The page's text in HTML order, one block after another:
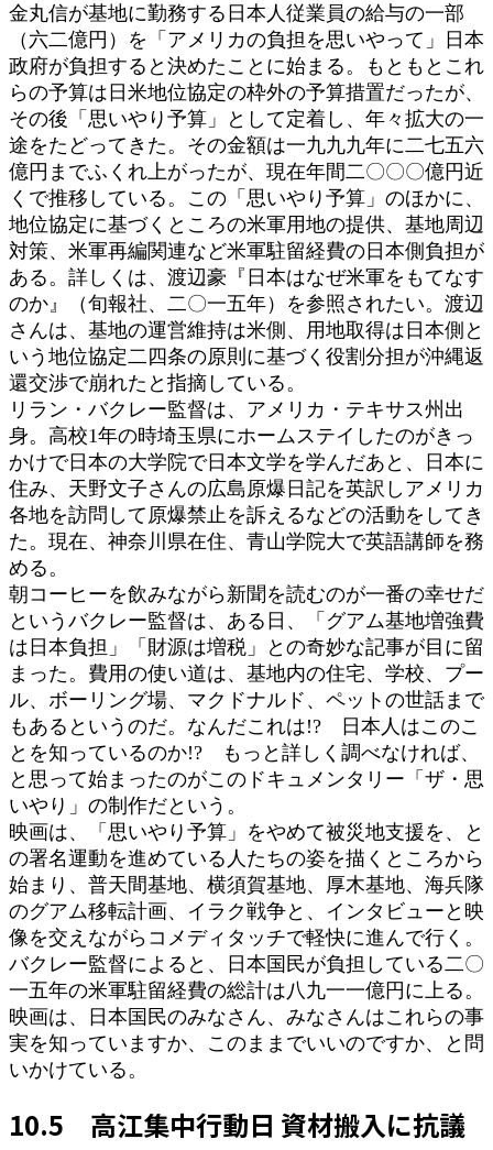
金丸信が基地に勤務する日本人従業員の給与の一部
（六二億円）を「アメリカの負担を思いやって」日本
政府が負担すると決めたことに始まる。もともとこれ
らの予算は日米地位協定の枠外の予算措置だったが、
その後「思いやり予算」として定着し、年々拡大の一
途をたどってきた。その金額は一九九九年に二七五六
億円までふくれ上がったが、現在年間二〇〇〇億円近
くで推移している。この「思いやり予算」のほかに、
地位協定に基づくところの米軍用地の提供、基地周辺
対策、米軍再編関連など米軍駐留経費の日本側負担が
ある。詳しくは、渡辺豪『日本はなぜ米軍をもてなす
のか』（旬報社、二〇一五年）を参照されたい。渡辺
さんは、基地の運営維持は米側、用地取得は日本側と
いう地位協定二四条の原則に基づく役割分担が沖縄返
還交渉で崩れたと指摘している。
リラン・バクレー監督は、アメリカ・テキサス州出
身。高校1年の時埼玉県にホームステイしたのがきっ
かけで日本の大学院で日本文学を学んだあと、日本に
住み、天野文子さんの広島原爆日記を英訳しアメリカ
各地を訪問して原爆禁止を訴えるなどの活動をしてき
た。現在、神奈川県在住、青山学院大で英語講師を務
める。
朝コーヒーを飲みながら新聞を読むのが一番の幸せだ
というバクレー監督は、ある日、「グアム基地増強費
は日本負担」「財源は増税」との奇妙な記事が目に留
まった。費用の使い道は、基地内の住宅、学校、プー
ル、ボーリング場、マクドナルド、ペットの世話まで
もあるというのだ。なんだこれは!? 日本人はこのこ
とを知っているのか!? もっと詳しく調べなければ、
と思って始まったのがこのドキュメンタリー「ザ・思
いやり」の制作だという。
映画は、「思いやり予算」をやめて被災地支援を、と
の署名運動を進めている人たちの姿を描くところから
始まり、普天間基地、横須賀基地、厚木基地、海兵隊
のグアム移転計画、イラク戦争と、インタビューと映
像を交えながらコメディタッチで軽快に進んで行く。
バクレー監督によると、日本国民が負担している二〇
一五年の米軍駐留経費の総計は八九一一億円に上る。
映画は、日本国民のみなさん、みなさんはこれらの事
実を知っていますか、このままでいいのですか、と問
いかけている。
10.5 高江集中行動日 資材搬入に抗議